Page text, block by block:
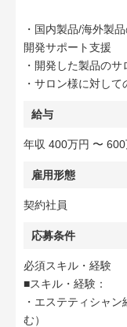
・国内製品/海外製
開発サポート支援
・開発した製品の
・サロン様に対し
給与
年収 400万円 〜 600
雇用形態
契約社員
応募条件
必須スキル・経験
■スキル・経験：
・エステティシャ
む）